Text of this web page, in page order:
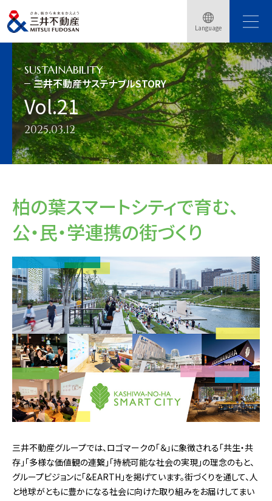
Language
トップページ サステナビリティ
三井不動産サステナブルSTORY
三井不動産サステナブルSTORY Vol.21
SUSTAINABILITY
三井不動産サステナブルSTORY
Vol.21
2025.03.12
柏の葉スマートシティで育む、
公・民・学連携の街づくり
三井不動産グループでは、ロゴマークの「＆」に象徴される「共生・共
存」「多様な価値観の連繋」「持続可能な社会の実現」の理念のもと、
グループビジョンに「&EARTH」を掲げています。街づくりを通して、人
と地球がともに豊かになる社会に向けた取り組みをお届けしてまい